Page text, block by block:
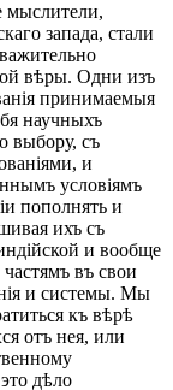
мыслители,
запада, стали
вѣры. Одни изъ
принимаемыя
научныхъ
выбору, съ
и
условіямъ
пополнять и
ихъ съ
и вообще
въ свои
и системы. Мы
къ вѣрѣ
отъ нея, или
дѣло